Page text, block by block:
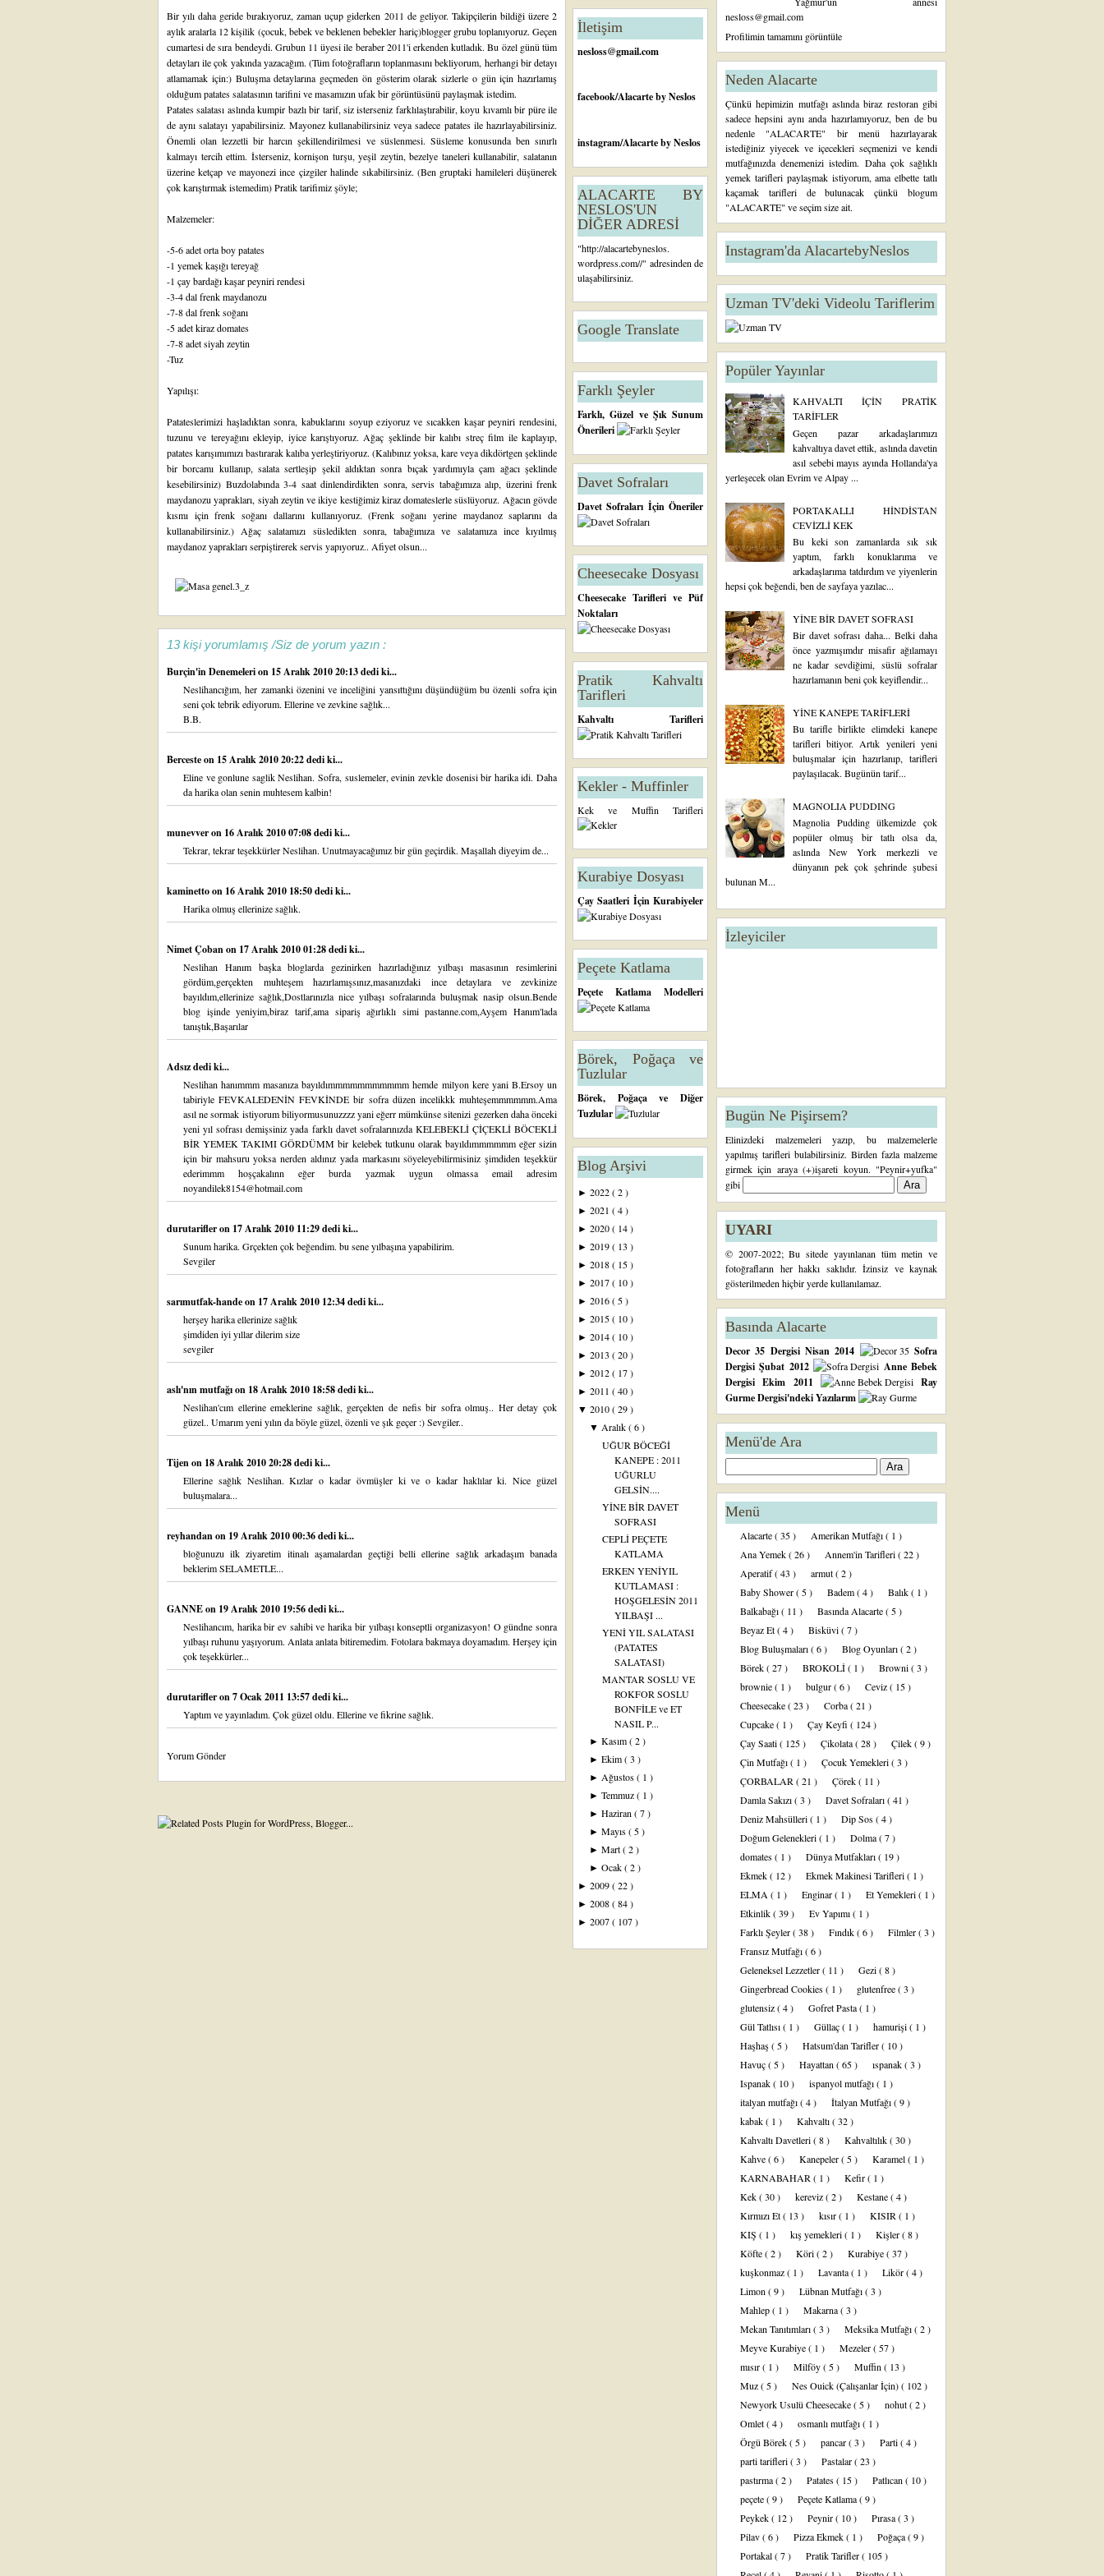
Bir yılı daha geride bırakıyoruz, zaman uçup giderken 2011 de geliyor. Takipçilerin bildiği üzere 2
aylık aralarla 12 kişilik (çocuk, bebek ve beklenen bebekler hariç)blogger grubu toplanıyoruz. Geçen
cumartesi de sıra bendeydi. Grubun 11 üyesi ile beraber 2011'i erkenden kutladık. Bu özel günü tüm
detayları ile çok yakında yazacağım. (Tüm fotoğrafların toplanmasını bekliyorum, herhangi bir detayı
atlamamak için:) Buluşma detaylarına geçmeden ön gösterim olarak sizlerle o gün için hazırlamış
olduğum patates salatasının tarifini ve masamızın ufak bir görüntüsünü paylaşmak istedim.
Patates salatası aslında kumpir bazlı bir tarif, siz isterseniz farklılaştırabilir, koyu kıvamlı bir püre ile
de aynı salatayı yapabilirsiniz. Mayonez kullanabilirsiniz veya sadece patates ile hazırlayabilirsiniz.
Önemli olan lezzetli bir harcın şekillendirilmesi ve süslenmesi. Süsleme konusunda ben sınırlı
kalmayı tercih ettim. İsterseniz, kornişon turşu, yeşil zeytin, bezelye taneleri kullanabilir, salatanın
üzerine ketçap ve mayonezi ince çizgiler halinde sıkabilirsiniz. (Ben gruptaki hamileleri düşünerek
çok karıştırmak istemedim) Pratik tarifimiz şöyle;
Malzemeler:
-5-6 adet orta boy patates
-1 yemek kaşığı tereyağ
-1 çay bardağı kaşar peyniri rendesi
-3-4 dal frenk maydanozu
-7-8 dal frenk soğanı
-5 adet kiraz domates
-7-8 adet siyah zeytin
-Tuz
Yapılışı:
Patateslerimizi haşladıktan sonra, kabuklarını soyup eziyoruz ve sıcakken kaşar peyniri rendesini,
tuzunu ve tereyağını ekleyip, iyice karıştıyoruz. Ağaç şeklinde bir kalıbı streç film ile kaplayıp,
patates karışımımızı bastırarak kalıba yerleştiriyoruz. (Kalıbınız yoksa, kare veya dikdörtgen şeklinde
bir borcamı kullanıp, salata sertleşip şekil aldıktan sonra bıçak yardımıyla çam ağacı şeklinde
kesebilirsiniz) Buzdolabında 3-4 saat dinlendirdikten sonra, servis tabağımıza alıp, üzerini frenk
maydanozu yaprakları, siyah zeytin ve ikiye kestiğimiz kiraz domateslerle süslüyoruz. Ağacın gövde
kısmı için frenk soğanı dallarını kullanıyoruz. (Frenk soğanı yerine maydanoz saplarını da
kullanabilirsiniz.) Ağaç salatamızı süsledikten sonra, tabağımıza ve salatamıza ince kıyılmış
maydanoz yaprakları serpiştirerek servis yapıyoruz.. Afiyet olsun...
13 kişi yorumlamış /Siz de yorum yazın :
Burçin'in Denemelerion 15 Aralık 2010 20:13 dedi ki...
Neslihancığım, her zamanki özenini ve inceliğini yansıttığını düşündüğüm bu özenli sofra için
seni çok tebrik ediyorum. Ellerine ve zevkine sağlık...
B.B.
Bercesteon 15 Aralık 2010 20:22 dedi ki...
Eline ve gonlune saglik Neslihan. Sofra, suslemeler, evinin zevkle dosenisi bir harika idi. Daha
da harika olan senin muhtesem kalbin!
munevveron 16 Aralık 2010 07:08 dedi ki...
Tekrar, tekrar teşekkürler Neslihan. Unutmayacağımız bir gün geçirdik. Maşallah diyeyim de...
kaminettoon 16 Aralık 2010 18:50 dedi ki...
Harika olmuş ellerinize sağlık.
Nimet Çobanon 17 Aralık 2010 01:28 dedi ki...
Neslihan Hanım başka bloglarda gezinirken hazırladığınız yılbaşı masasının resimlerini
gördüm,gerçekten muhteşem hazırlamışsınız,masanızdaki ince detaylara ve zevkinize
bayıldım,ellerinize sağlık,Dostlarınızla nice yılbaşı sofralarında buluşmak nasip olsun.Bende
blog işinde yeniyim,biraz tarif,ama sipariş ağırlıklı simi pastanne.com,Ayşem Hanım'lada
tanıştık,Başarılar
Adsız dedi ki...
Neslihan hanımmm masanıza bayıldımmmmmmmmmmm hemde milyon kere yani B.Ersoy un
tabiriyle FEVKALEDENİN FEVKİNDE bir sofra düzen incelikkk muhteşemmmmmm.Ama
asıl ne sormak istiyorum biliyormusunuzzzz yani eğerr mümkünse sitenizi gezerken daha önceki
yeni yıl sofrası demişsiniz yada farklı davet sofralarınızda KELEBEKLİ ÇİÇEKLİ BÖCEKLİ
BİR YEMEK TAKIMI GÖRDÜMM bir kelebek tutkunu olarak bayıldımmmmmm eğer sizin
için bir mahsuru yoksa nerden aldınız yada markasını söyeleyebilirmisiniz şimdiden teşekkür
ederimmm hoşçakalınn eğer burda yazmak uygun olmassa email adresim
noyandilek8154@hotmail.com
durutarifleron 17 Aralık 2010 11:29 dedi ki...
Sunum harika. Grçekten çok beğendim. bu sene yılbaşına yapabilirim.
Sevgiler
sarımutfak-handeon 17 Aralık 2010 12:34 dedi ki...
herşey harika ellerinize sağlık
şimdiden iyi yıllar dilerim size
sevgiler
aslı'nın mutfağıon 18 Aralık 2010 18:58 dedi ki...
Neslihan'cım ellerine emeklerine sağlık, gerçekten de nefis bir sofra olmuş.. Her detay çok
güzel.. Umarım yeni yılın da böyle güzel, özenli ve şık geçer :) Sevgiler..
Tijenon 18 Aralık 2010 20:28 dedi ki...
Ellerine sağlık Neslihan. Kızlar o kadar övmüşler ki ve o kadar haklılar ki. Nice güzel
buluşmalara...
reyhandanon 19 Aralık 2010 00:36 dedi ki...
bloğunuzu ilk ziyaretim itinalı aşamalardan geçtiği belli ellerine sağlık arkadaşım banada
beklerim SELAMETLE...
GANNEon 19 Aralık 2010 19:56 dedi ki...
Neslihancım, harika bir ev sahibi ve harika bir yılbaşı konseptli organizasyon! O gündne sonra
yılbaşı ruhunu yaşıyorum. Anlata anlata bitiremedim. Fotolara bakmaya doyamadım. Herşey için
çok teşekkürler...
durutarifleron 7 Ocak 2011 13:57 dedi ki...
Yaptım ve yayınladım. Çok güzel oldu. Ellerine ve fikrine sağlık.
Yorum Gönder
İletişim
nesloss@gmail.com
facebook/Alacarte by Neslos
instagram/Alacarte by Neslos
ALACARTE BY
NESLOS'UN
DİĞER ADRESİ
"http://alacartebyneslos.
wordpress.com//" adresinden de
ulaşabilirsiniz.
Google Translate
Farklı Şeyler
Farklı, Güzel ve Şık Sunum
Önerileri
Davet Sofraları
Davet Sofraları İçin Öneriler
Cheesecake Dosyası
Cheesecake Tarifleri ve Püf
Noktaları
Pratik Kahvaltı
Tarifleri
Kahvaltı Tarifleri
Kekler - Muffinler
Kek ve Muffin Tarifleri
Kurabiye Dosyası
Çay Saatleri İçin Kurabiyeler
Peçete Katlama
Peçete Katlama Modelleri
Börek, Poğaça ve
Tuzlular
Börek, Poğaça ve Diğer
Tuzlular
Blog Arşivi
► 2022( 2 )
► 2021 ( 4 )
► 2020( 14 )
► 2019( 13 )
► 2018( 15 )
► 2017( 10 )
► 2016( 5 )
► 2015( 10 )
► 2014( 10 )
► 2013 ( 20 )
► 2012( 17 )
► 2011 ( 40 )
▼ 2010( 29 )
▼Aralık( 6 )
UĞUR BÖCEĞİ
KANEPE : 2011
UĞURLU
GELSİN....
YİNE BİR DAVET
SOFRASI
CEPLİ PEÇETE
KATLAMA
ERKEN YENİYIL
KUTLAMASI :
HOŞGELESİN 2011
YILBAŞI ...
YENİ YIL SALATASI
(PATATES
SALATASI)
MANTAR SOSLU VE
ROKFOR SOSLU
BONFİLE ve ET
NASIL P...
►Kasım( 2 )
►Ekim( 3 )
►Ağustos( 1 )
►Temmuz( 1 )
►Haziran( 7 )
►Mayıs( 5 )
►Mart( 2 )
►Ocak( 2 )
► 2009( 22 )
► 2008( 84 )
► 2007( 107 )
nesloss@gmail.com
Profilimin tamamını görüntüle
Neden Alacarte
Çünkü hepimizin mutfağı aslında biraz restoran gibi
sadece hepsini aynı anda hazırlamıyoruz, ben de bu
nedenle "ALACARTE" bir menü hazırlayarak
istediğiniz yiyecek ve içecekleri seçmenizi ve kendi
mutfağınızda denemenizi istedim. Daha çok sağlıklı
yemek tarifleri paylaşmak istiyorum, ama elbette tatlı
kaçamak tarifleri de bulunacak çünkü blogum
"ALACARTE" ve seçim size ait.
Instagram'da AlacartebyNeslos
Uzman TV'deki Videolu Tariflerim
Popüler Yayınlar
KAHVALTI İÇİN PRATİK
TARİFLER
Geçen pazar arkadaşlarımızı
kahvaltıya davet ettik, aslında davetin
asıl sebebi mayıs ayında Hollanda'ya
yerleşecek olan Evrim ve Alpay ...
PORTAKALLI HİNDİSTAN
CEVİZLİ KEK
Bu keki son zamanlarda sık sık
yaptım, farklı konuklarıma ve
arkadaşlarıma tatdırdım ve yiyenlerin
hepsi çok beğendi, ben de sayfaya yazılac...
YİNE BİR DAVET SOFRASI
Bir davet sofrası daha... Belki daha
önce yazmışımdır misafir ağılamayı
ne kadar sevdiğimi, süslü sofralar
hazırlamanın beni çok keyiflendir...
YİNE KANEPE TARİFLERİ
Bu tarifle birlikte elimdeki kanepe
tarifleri bitiyor. Artık yenileri yeni
buluşmalar için hazırlanıp, tarifleri
paylaşılacak. Bugünün tarif...
MAGNOLIA PUDDING
Magnolia Pudding ülkemizde çok
popüler olmuş bir tatlı olsa da,
aslında New York merkezli ve
dünyanın pek çok şehrinde şubesi
bulunan M...
İzleyiciler
Bugün Ne Pişirsem?
Elinizdeki malzemeleri yazıp, bu malzemelerle
yapılmış tarifleri bulabilirsiniz. Birden fazla malzeme
girmek için araya (+)işareti koyun. "Peynir+yufka"
gibi
UYARI
© 2007-2022; Bu sitede yayınlanan tüm metin ve
fotoğrafların her hakkı saklıdır. İzinsiz ve kaynak
gösterilmeden hiçbir yerde kullanılamaz.
Basında Alacarte
Decor 35 Dergisi Nisan 2014
Sofra
Dergisi Şubat 2012
Anne Bebek
Dergisi Ekim 2011
Ray
Gurme Dergisi'ndeki Yazılarım
Menü'de Ara
Menü
Alacarte( 35 ) Amerikan Mutfağı( 1 )
Ana Yemek( 26 ) Annem'in Tarifleri( 22 )
Aperatif( 43 ) armut( 2 )
Baby Shower( 5 ) Badem( 4 ) Balık( 1 )
Balkabağı( 11 ) Basında Alacarte( 5 )
Beyaz Et( 4 ) Bisküvi( 7 )
Blog Buluşmaları( 6 ) Blog Oyunları( 2 )
Börek( 27 ) BROKOLİ( 1 ) Browni( 3 )
brownie( 1 ) bulgur( 6 ) Ceviz( 15 )
Cheesecake( 23 ) Corba( 21 )
Cupcake( 1 ) Çay Keyfi ( 124 )
Çay Saati( 125 ) Çikolata( 28 ) Çilek( 9 )
Çin Mutfağı( 1 ) Çocuk Yemekleri( 3 )
ÇORBALAR ( 21 ) Çörek( 11 )
Damla Sakızı( 3 ) Davet Sofraları( 41 )
Deniz Mahsülleri( 1 ) Dip Sos( 4 )
Doğum Gelenekleri( 1 ) Dolma( 7 )
domates( 1 ) Dünya Mutfakları( 19 )
Ekmek( 12 ) Ekmek Makinesi Tarifleri( 1 )
ELMA ( 1 ) Enginar( 1 ) Et Yemekleri( 1 )
Etkinlik( 39 ) Ev Yapımı( 1 )
Farklı Şeyler( 38 ) Fındık( 6 ) Filmler( 3 )
Fransız Mutfağı( 6 )
Geleneksel Lezzetler( 11 ) Gezi( 8 )
Gingerbread Cookies( 1 ) glutenfree( 3 )
glutensiz( 4 ) Gofret Pasta( 1 )
Gül Tatlısı( 1 ) Güllaç( 1 ) hamurişi( 1 )
Haşhaş( 5 ) Hatsum'dan Tarifler( 10 )
Havuç( 5 ) Hayattan ( 65 ) ıspanak( 3 )
Ispanak( 10 ) ispanyol mutfağı( 1 )
italyan mutfağı( 4 ) İtalyan Mutfağı( 9 )
kabak( 1 ) Kahvaltı( 32 )
Kahvaltı Davetleri( 8 ) Kahvaltılık( 30 )
Kahve( 6 ) Kanepeler( 5 ) Karamel( 1 )
KARNABAHAR ( 1 ) Kefir( 1 )
Kek( 30 ) kereviz( 2 ) Kestane( 4 )
Kırmızı Et( 13 ) kısır( 1 ) KISIR ( 1 )
KIŞ ( 1 ) kış yemekleri( 1 ) Kişler( 8 )
Köfte( 2 ) Köri( 2 ) Kurabiye( 37 )
kuşkonmaz( 1 ) Lavanta( 1 ) Likör( 4 )
Limon ( 9 ) Lübnan Mutfağı( 3 )
Mahlep( 1 ) Makarna( 3 )
Mekan Tanıtımları( 3 ) Meksika Mutfağı( 2 )
Meyve Kurabiye( 1 ) Mezeler( 57 )
mısır( 1 ) Milföy( 5 ) Muffin ( 13 )
Muz( 5 ) Nes Ouick (Çalışanlar İçin)( 102 )
Newyork Usulü Cheesecake( 5 ) nohut( 2 )
Omlet( 4 ) osmanlı mutfağı( 1 )
Örgü Börek( 5 ) pancar( 3 ) Parti( 4 )
parti tarifleri( 3 ) Pastalar( 23 )
pastırma( 2 ) Patates( 15 ) Patlıcan ( 10 )
peçete( 9 ) Peçete Katlama( 9 )
Peykek( 12 ) Peynir( 10 ) Pırasa( 3 )
Pilav( 6 ) Pizza Ekmek( 1 ) Poğaça( 9 )
Portakal( 7 ) Pratik Tarifler( 105 )